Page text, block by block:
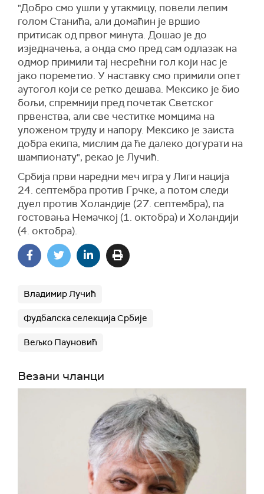
"Добро смо ушли у утакмицу, повели лепим
голом Станића, али домаћин је вршио
притисак од првог минута. Дошао је до
изједначења, а онда смо пред сам одлазак на
одмор примили тај несрећни гол који нас је
јако пореметио. У наставку смо примили опет
аутогол који се ретко дешава. Мексико је био
бољи, спремнији пред почетак Светског
првенства, али све честитке момцима на
уложеном труду и напору. Мексико је заиста
добра екипа, мислим да ће далеко догурати на
шампионату", рекао је Лучић.
Србија први наредни меч игра у Лиги нација
24. септембра против Грчке, а потом следи
дуел против Холандије (27. септембра), па
гостовања Немачкој (1. октобра) и Холандији
(4. октобра).
Владимир Лучић
Фудбалска селекција Србије
Вељко Пауновић
Везани чланци